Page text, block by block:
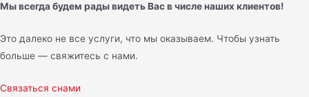
Мы всегда будем рады видеть Вас в числе наших клиентов!
Это далеко не все услуги, что мы оказываем. Чтобы узнать
больше — свяжитесь с нами.
Связаться снами